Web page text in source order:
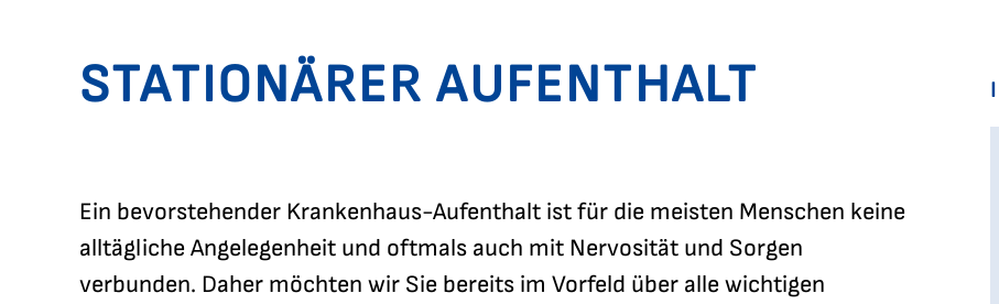
STATIONÄRER AUFENTHALT
Ein bevorstehender Krankenhaus-Aufenthalt ist für die meisten Menschen keine
alltägliche Angelegenheit und oftmals auch mit Nervosität und Sorgen
verbunden. Daher möchten wir Sie bereits im Vorfeld über alle wichtigen